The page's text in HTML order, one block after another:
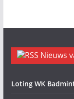
Nieuws
Loting WK